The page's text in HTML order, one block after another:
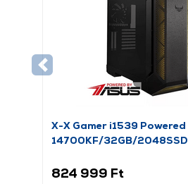
X-X Gamer i1539 Powered
14700KF/32GB/
824 999 Ft